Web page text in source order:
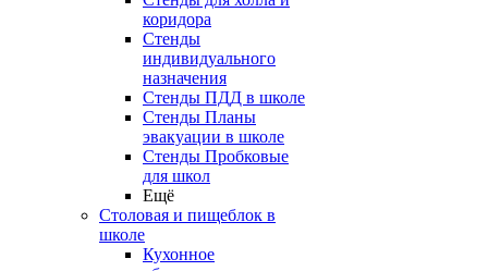
коридора
Стенды
индивидуального
назначения
Стенды ПДД в школе
Стенды Планы
эвакуации в школе
Стенды Пробковые
для школ
Ещё
Столовая и пищеблок в
школе
Кухонное